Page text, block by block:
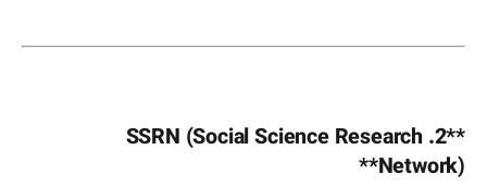
**2. SSRN (Social Science Research
Network)**